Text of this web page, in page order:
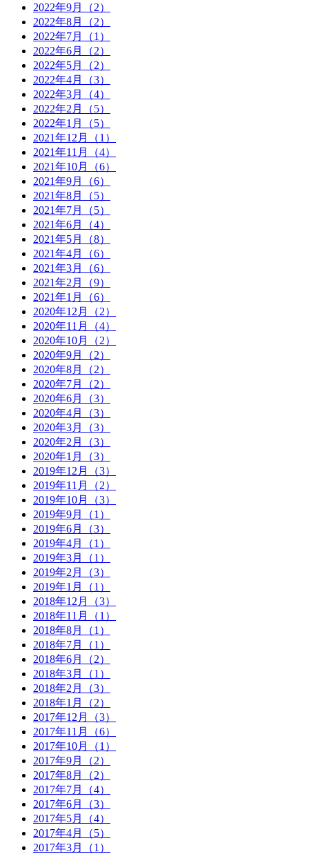
2022年9月（2）
2022年8月（2）
2022年7月（1）
2022年6月（2）
2022年5月（2）
2022年4月（3）
2022年3月（4）
2022年2月（5）
2022年1月（5）
2021年12月（1）
2021年11月（4）
2021年10月（6）
2021年9月（6）
2021年8月（5）
2021年7月（5）
2021年6月（4）
2021年5月（8）
2021年4月（6）
2021年3月（6）
2021年2月（9）
2021年1月（6）
2020年12月（2）
2020年11月（4）
2020年10月（2）
2020年9月（2）
2020年8月（2）
2020年7月（2）
2020年6月（3）
2020年4月（3）
2020年3月（3）
2020年2月（3）
2020年1月（3）
2019年12月（3）
2019年11月（2）
2019年10月（3）
2019年9月（1）
2019年6月（3）
2019年4月（1）
2019年3月（1）
2019年2月（3）
2019年1月（1）
2018年12月（3）
2018年11月（1）
2018年8月（1）
2018年7月（1）
2018年6月（2）
2018年3月（1）
2018年2月（3）
2018年1月（2）
2017年12月（3）
2017年11月（6）
2017年10月（1）
2017年9月（2）
2017年8月（2）
2017年7月（4）
2017年6月（3）
2017年5月（4）
2017年4月（5）
2017年3月（1）